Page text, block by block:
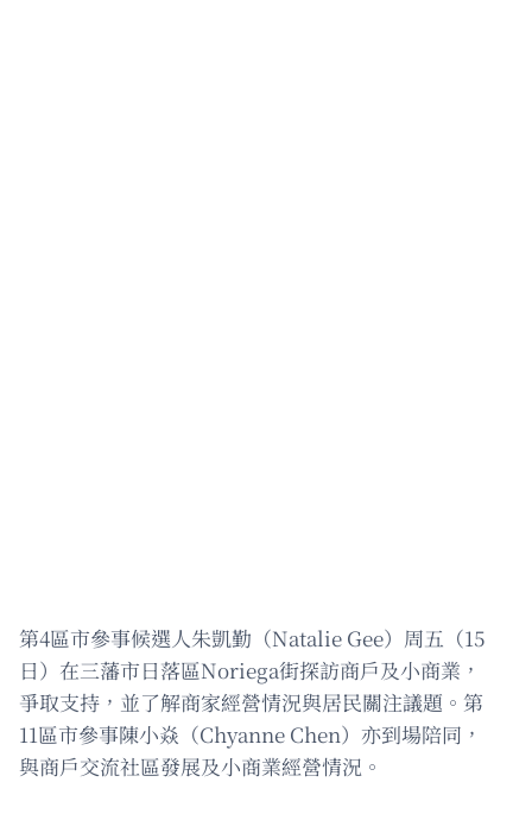
第4區市參事候選人朱凱勤（Natalie Gee）周五（15
日）在三藩市日落區Noriega街探訪商戶及小商業，
爭取支持，並了解商家經營情況與居民關注議題。第
11區市參事陳小焱（Chyanne Chen）亦到場陪同，
與商戶交流社區發展及小商業經營情況。